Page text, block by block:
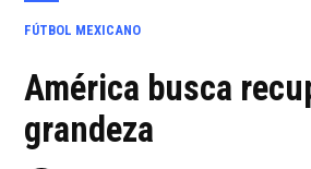
PUBLICADO
FÚTBOL MEXICANO
América busca
grandeza